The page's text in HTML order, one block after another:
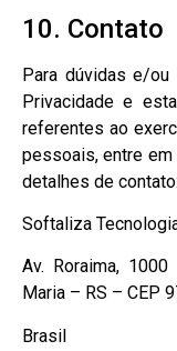
10. Contato
Para dúvidas e/
Privacidade e
referentes ao
pessoais, entre
detalhes de contato:
Softaliza
Av. Roraima,
Maria – RS – CEP
Brasil